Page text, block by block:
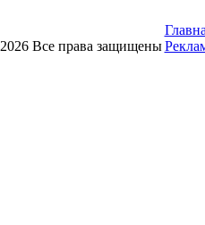
Все права защищены